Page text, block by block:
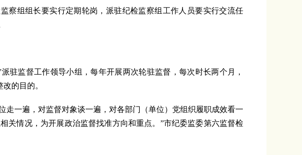
组组长要实行定期轮岗，派驻纪检监察组工作人员要实行交流任
监督工作领导小组，每年开展两次轮驻监督，每次时长两个月，
的目的。
一遍，对监督对象谈一遍，对各部门（单位）党组织履职成效看一
关情况，为开展政治监督找准方向和重点。”市纪委监委第六监督检